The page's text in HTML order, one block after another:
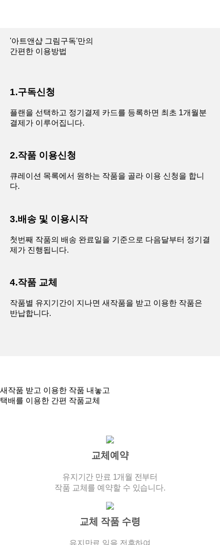
'아트앤샵 그림구독'만의
간편한 이용방법
1.구독신청
플랜을 선택하고 정기결제 카드를 등록하면 최초 1개월분
결제가 이루어집니다.
2.작품 이용신청
큐레이션 목록에서 원하는 작품을 골라 이용 신청을 합니
다.
3.배송 및 이용시작
첫번째 작품의 배송 완료일을 기준으로 다음달부터 정기결
제가 진행됩니다.
4.작품 교체
작품별 유지기간이 지나면 새작품을 받고 이용한 작품은
반납합니다.
새작품 받고 이용한 작품 내놓고
택배를 이용한 간편 작품교체
교체예약
유지기간 만료 1개월 전부터
작품 교체를 예약할 수 있습니다.
교체 작품 수령